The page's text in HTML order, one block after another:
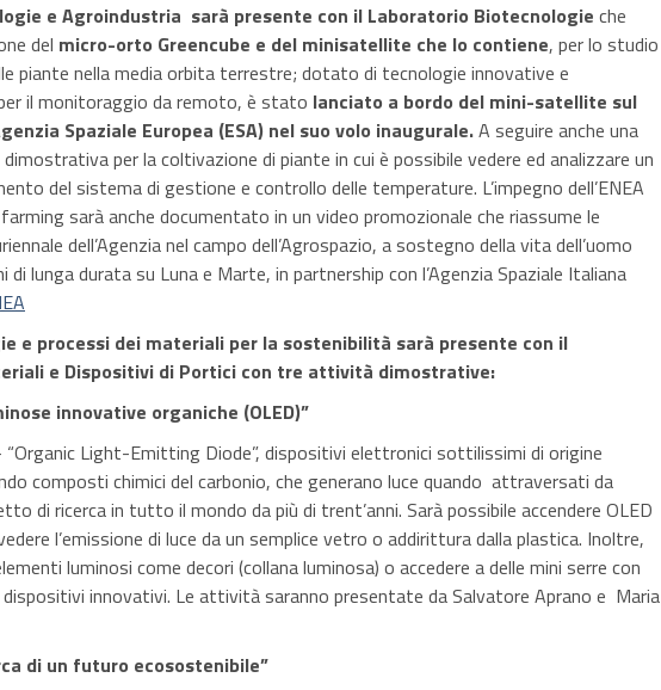
e Agroindustria sarà presente con il Laboratorio Biotecnologie che
del micro-orto Greencube e del minisatellite che lo contiene, per lo studio
piante nella media orbita terrestre; dotato di tecnologie innovative e
il monitoraggio da remoto, è stato lanciato a bordo del mini-satellite sul
Spaziale Europea (ESA) nel suo volo inaugurale.A seguire anche una
dimostrativa per la coltivazione di piante in cui è possibile vedere ed analizzare un
del sistema di gestione e controllo delle temperature. L’impegno dell’ENEA
sarà anche documentato in un video promozionale che riassume le
dell’Agenzia nel campo dell’Agrospazio, a sostegno della vita dell’uomo
di lunga durata su Luna e Marte, in partnership con l’Agenzia Spaziale Italiana
e processi dei materiali per la sostenibilità sarà presente con il
e Dispositivi di Portici con tre attività dimostrative:
innovative organiche (OLED)”
“Organic Light-Emitting Diode”, dispositivi elettronici sottilissimi di origine
composti chimici del carbonio, che generano luce quando attraversati da
di ricerca in tutto il mondo da più di trent’anni. Sarà possibile accendere OLED
l’emissione di luce da un semplice vetro o addirittura dalla plastica. Inoltre,
luminosi come decori (collana luminosa) o accedere a delle mini serre con
innovativi. Le attività saranno presentate da Salvatore Aprano e Maria
di un futuro ecosostenibile”